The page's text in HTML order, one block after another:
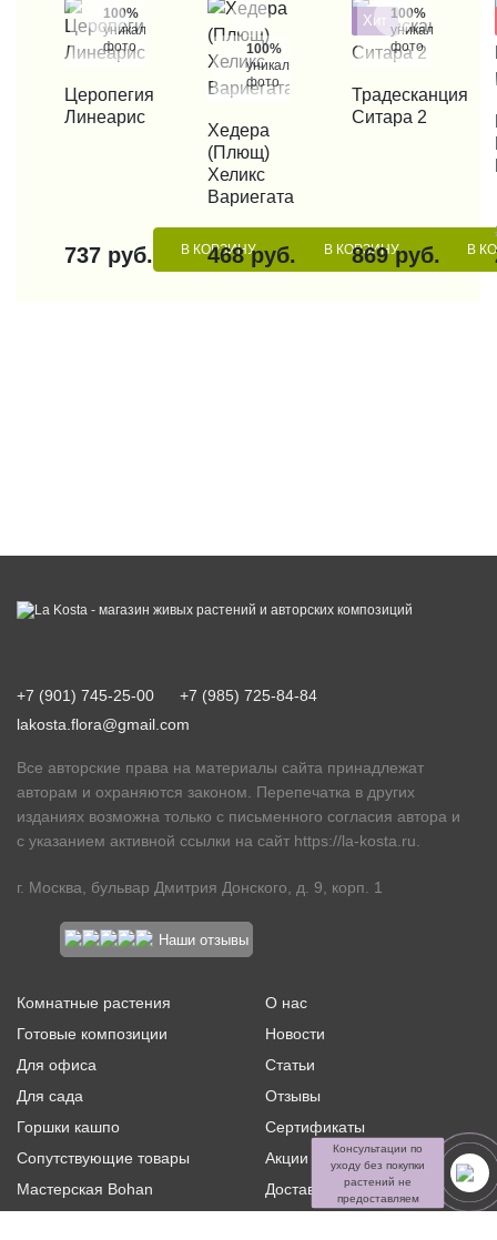
100%
уникальные
фото
КУПИТЬ В 1 КЛИК
Церопегия
Линеарис
737 руб. В КОРЗИНУ
100%
уникальные
фото
КУПИТЬ В 1 КЛИК
Хедера
(Плющ)
Хеликс
Вариегата
468 руб. В КОРЗИНУ
Хит 100%
уникальные
фото
КУПИТЬ В 1 КЛИК
Традесканция
Ситара 2
869 руб. В
+7 (901) 745-25-00
+7 (985) 725-84-84
lakosta.flora@gmail.com
Все авторские права на материалы сайта принадлежат
авторам и охраняются законом. Перепечатка в других
изданиях возможна только с письменного согласия автора и
с указанием активной ссылки на сайт https://la-kosta.ru
г. Москва, бульвар Дмитрия Донского, д. 9, корп. 1
Наши отзывы
Комнатные растения
Готовые композиции
Для офиса
Для сада
Горшки кашпо
Сопутствующие товары
Мастерская Bohan
О нас
Новости
Статьи
Отзывы
Сертификаты
Акции и скидки
Доставка и оплата
Консультации по
уходу без покупки
растений не
предоставляем